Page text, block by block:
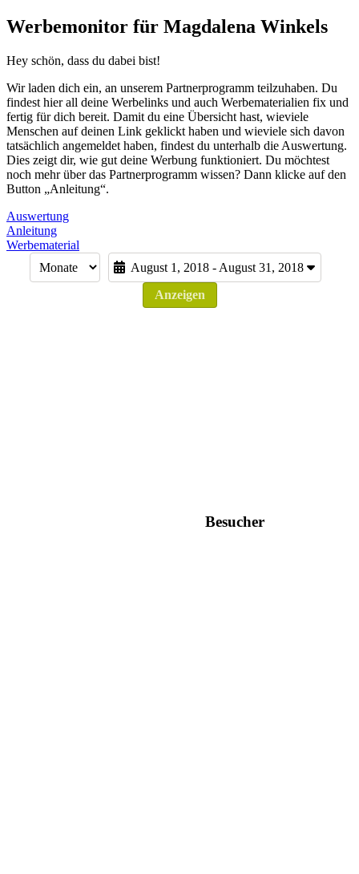
Werbemonitor für Magdalena Winkels
Hey schön, dass du dabei bist!
Wir laden dich ein, an unserem Partnerprogramm teilzuhaben. Du
findest hier all deine Werbelinks und auch Werbematerialien fix und
fertig für dich bereit. Damit du eine Übersicht hast, wieviele
Menschen auf deinen Link geklickt haben und wieviele sich davon
tatsächlich angemeldet haben, findest du unterhalb die Auswertung.
Dies zeigt dir, wie gut deine Werbung funktioniert. Du möchtest
noch mehr über das Partnerprogramm wissen? Dann klicke auf den
Button „Anleitung“.
Auswertung
Anleitung
Werbematerial
August 1, 2018 - August 31, 2018
Anzeigen
Besucher